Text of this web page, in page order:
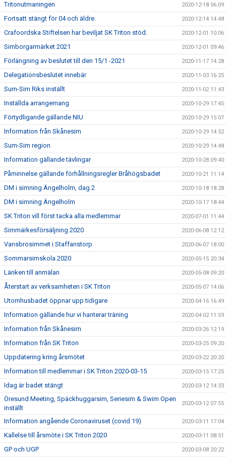
Tritonutmaningen 2020-12-18 06:09
Fortsatt stängt för 04 och äldre. 2020-12-14 14:48
Crafoordska Stiftelsen har beviljat SK Triton stöd. 2020-12-01 10:06
Simborgarmärket 2021 2020-12-01 09:46
Förlängning av beslutet till den 15/1 -2021 2020-11-17 14:28
Delegationsbeslutet innebär 2020-11-03 16:25
Sum-Sim Riks inställt 2020-11-02 11:43
Inställda arrangemang 2020-10-29 17:45
Förtydligande gällande NIU 2020-10-29 15:07
Information från Skånesim 2020-10-29 14:52
Sum-Sim region 2020-10-29 14:48
Information gällande tävlingar 2020-10-28 09:40
Påminnelse gällande förhållningsregler Bråhögsbadet 2020-10-21 11:14
DM i simning Ängelholm, dag 2 2020-10-18 18:28
DM i simning Ängelholm 2020-10-17 18:44
SK Triton vill först tacka alla medlemmar 2020-07-01 11:44
Simmärkesförsäljning 2020 2020-06-08 12:12
Vansbrosimmet i Staffanstorp 2020-06-07 18:00
Sommarsimskola 2020 2020-05-15 20:34
Länken till anmälan 2020-05-08 09:20
Återstart av verksamheten i SK Triton 2020-05-07 14:06
Utomhusbadet öppnar upp tidigare 2020-04-16 16:49
Information gällande hur vi hanterar träning 2020-04-02 11:59
Information från Skånesim 2020-03-26 12:19
Information från SK Triton 2020-03-25 09:20
Uppdatering kring årsmötet 2020-03-22 20:20
Information till medlemmar i SK Triton 2020-03-15 2020-03-15 17:25
Idag är badet stängt 2020-03-12 14:33
Öresund Meeting, Späckhuggarsim, Seriesim & Swim Open
inställt
2020-03-12 07:55
Information angående Coronaviruset (covid 19) 2020-03-11 17:04
Kallelse till årsmöte i SK Triton 2020 2020-03-11 08:51
GP och UGP 2020-03-08 20:22